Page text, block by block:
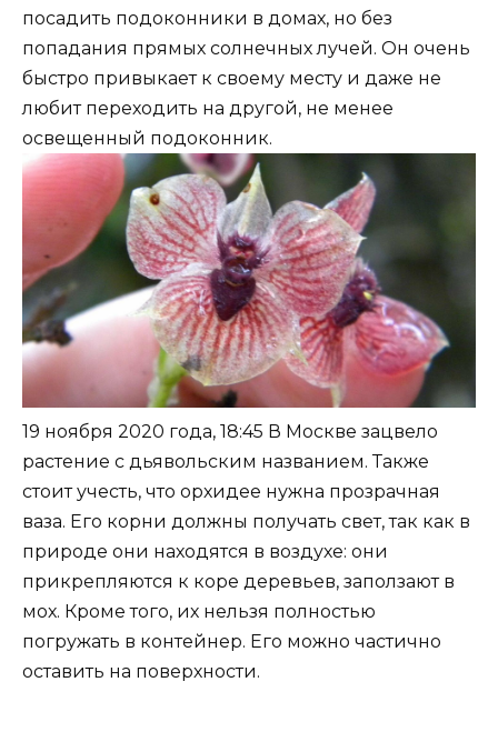
посадить подоконники в домах, но без
попадания прямых солнечных лучей. Он очень
быстро привыкает к своему месту и даже не
любит переходить на другой, не менее
освещенный подоконник.
19 ноября 2020 года, 18:45 В Москве зацвело
растение с дьявольским названием. Также
стоит учесть, что орхидее нужна прозрачная
ваза. Его корни должны получать свет, так как в
природе они находятся в воздухе: они
прикрепляются к коре деревьев, заползают в
мох. Кроме того, их нельзя полностью
погружать в контейнер. Его можно частично
оставить на поверхности.